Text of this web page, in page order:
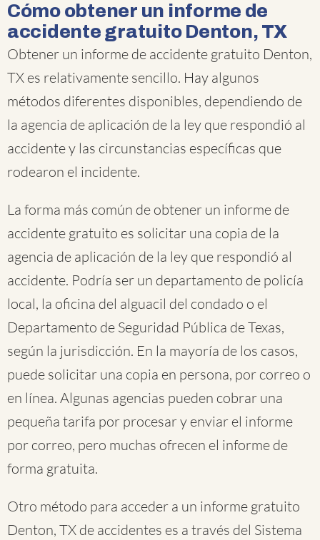
Cómo obtener un informe de
accidente gratuito Denton, TX
Obtener un informe de accidente gratuito Denton,
TX es relativamente sencillo. Hay algunos
métodos diferentes disponibles, dependiendo de
la agencia de aplicación de la ley que respondió al
accidente y las circunstancias específicas que
rodearon el incidente.
La forma más común de obtener un informe de
accidente gratuito es solicitar una copia de la
agencia de aplicación de la ley que respondió al
accidente. Podría ser un departamento de policía
local, la oficina del alguacil del condado o el
Departamento de Seguridad Pública de Texas,
según la jurisdicción. En la mayoría de los casos,
puede solicitar una copia en persona, por correo o
en línea. Algunas agencias pueden cobrar una
pequeña tarifa por procesar y enviar el informe
por correo, pero muchas ofrecen el informe de
forma gratuita.
Otro método para acceder a un informe gratuito
Denton, TX de accidentes es a través del Sistema